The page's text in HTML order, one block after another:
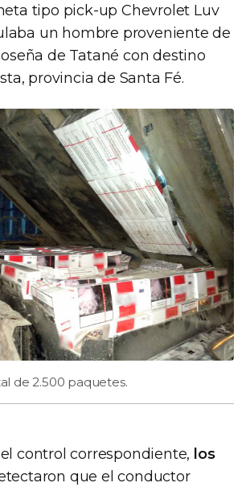
tipo pick-up Chevrolet Luv
un hombre proveniente de
de Tatané con destino
provincia de Santa Fé.
de 2.500 paquetes.
control correspondiente, los
que el conductor